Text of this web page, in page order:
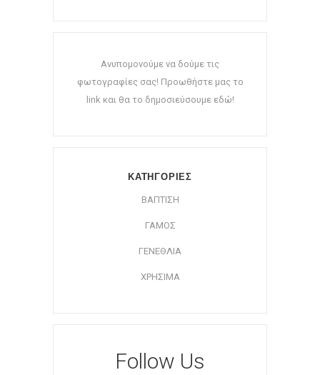
Ανυπομονούμε να δούμε τις
φωτογραφίες σας! Προωθήστε μας το
link και θα το δημοσιεύσουμε εδώ!
ΚΑΤΗΓΟΡΙΕΣ
ΒΑΠΤΙΣΗ
ΓΑΜΟΣ
ΓΕΝΕΘΛΙΑ
ΧΡΗΣΙΜΑ
Follow Us